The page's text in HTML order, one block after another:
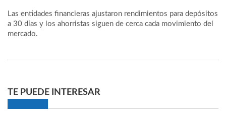
Las entidades financieras ajustaron rendimientos para depósitos
a 30 días y los ahorristas siguen de cerca cada movimiento del
mercado.
TE PUEDE INTERESAR